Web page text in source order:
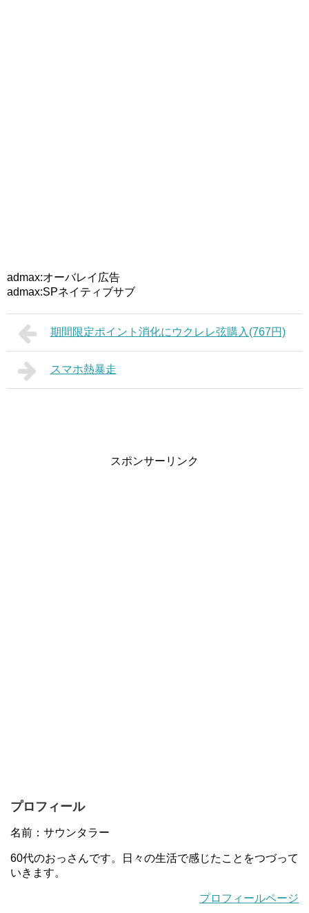
admax:オーバレイ広告
admax:SPネイティブサブ
期間限定ポイント消化にウクレレ弦購入(767円)
スマホ熱暴走
スポンサーリンク
プロフィール
名前：サウンタラー
60代のおっさんです。日々の生活で感じたことをつづって
いきます。
プロフィールページ